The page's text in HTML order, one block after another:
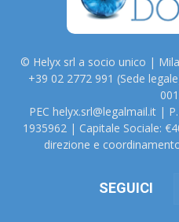
© Helyx srl a socio unico |
+39 02 2772 991 (Sede
PEC helyx.srl@legalmail.it |
1935962 | Capitale Sociale:
direzione e
SEGUICI